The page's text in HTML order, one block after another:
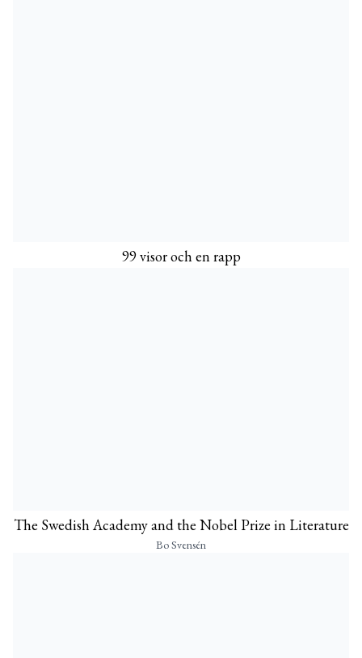
99 visor och en rapp
The Swedish Academy and the Nobel Prize in Literature
Bo Svensén